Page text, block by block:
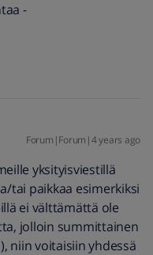
-
Forum|Forum|4 years ago
yksityisviestillä
tai paikkaa esimerkiksi
ei välttämättä ole
jolloin summittainen
niin voitaisiin yhdessä